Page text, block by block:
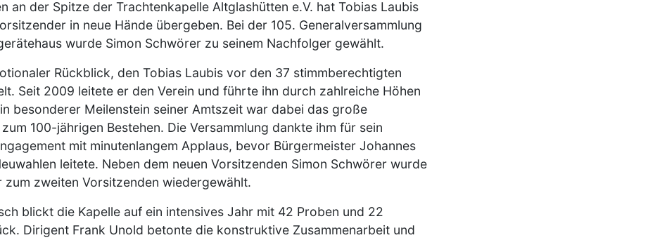
an der Spitze der Trachtenkapelle Altglashütten e.V. hat Tobias Laubis
in neue Hände übergeben. Bei der 105. Generalversammlung
wurde Simon Schwörer zu seinem Nachfolger gewählt.
Rückblick, den Tobias Laubis vor den 37 stimmberechtigten
Seit 2009 leitete er den Verein und führte ihn durch zahlreiche Höhen
besonderer Meilenstein seiner Amtszeit war dabei das große
100-jährigen Bestehen. Die Versammlung dankte ihm für sein
mit minutenlangem Applaus, bevor Bürgermeister Johannes
leitete. Neben dem neuen Vorsitzenden Simon Schwörer wurde
zum zweiten Vorsitzenden wiedergewählt.
blickt die Kapelle auf ein intensives Jahr mit 42 Proben und 22
Dirigent Frank Unold betonte die konstruktive Zusammenarbeit und